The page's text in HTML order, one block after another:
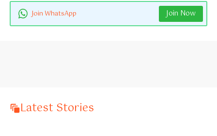
Join WhatsApp Join Now
Latest Stories